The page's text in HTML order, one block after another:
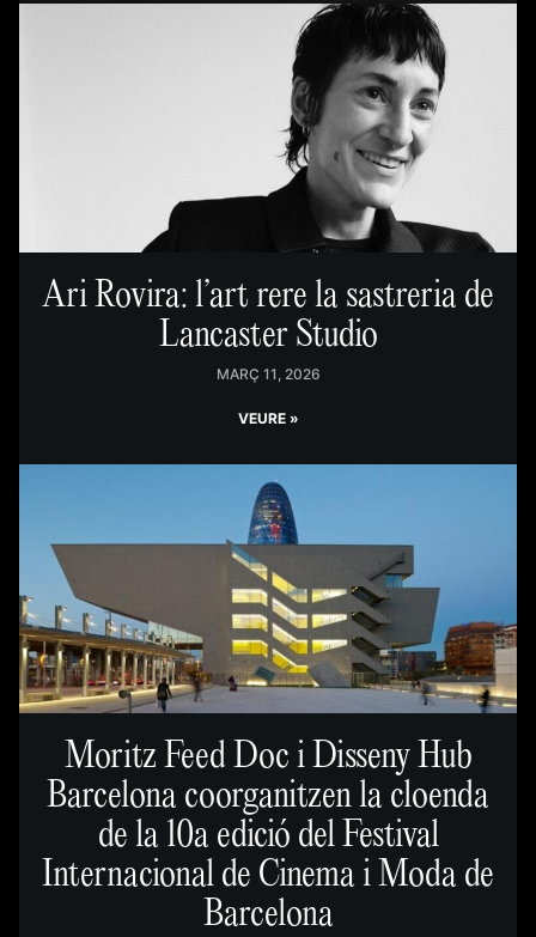
Ari Rovira: l’art rere la sastreria de
Lancaster Studio
MARÇ 11, 2026
VEURE »
Moritz Feed Doc i Disseny Hub
Barcelona coorganitzen la cloenda
de la 10a edició del Festival
Internacional de Cinema i Moda de
Barcelona